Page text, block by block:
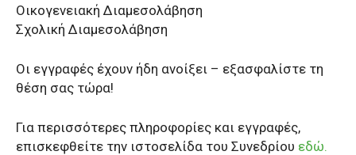
Οικογενειακή Διαμεσολάβηση
Σχολική Διαμεσολάβηση
Οι εγγραφές έχουν ήδη ανοίξει – εξασφαλίστε τη
θέση σας τώρα!
Για περισσότερες πληροφορίες και εγγραφές,
επισκεφθείτε την ιστοσελίδα του Συνεδρίου εδώ.